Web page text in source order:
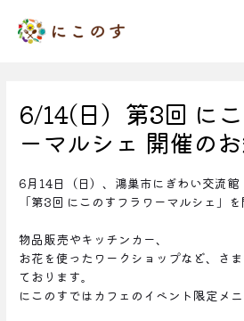
6/14(日）第3回 に
ーマルシェ 開催の
6月14日（日）、鴻巣市にぎわい交流館
「第3回 にこのすフラワーマルシェ」を
物品販売やキッチンカー、
お花を使ったワークショップなど、さ
ております。
にこのすではカフェのイベント限定メニ